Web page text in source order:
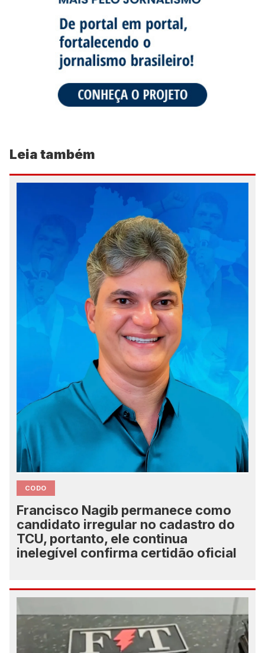
Leia também
CODO
Francisco Nagib permanece como
candidato irregular no cadastro do
TCU, portanto, ele continua
inelegível confirma certidão oficial